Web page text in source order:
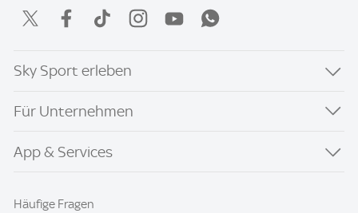
Sky Sport erleben
Für Unternehmen
App & Services
Häufige Fragen